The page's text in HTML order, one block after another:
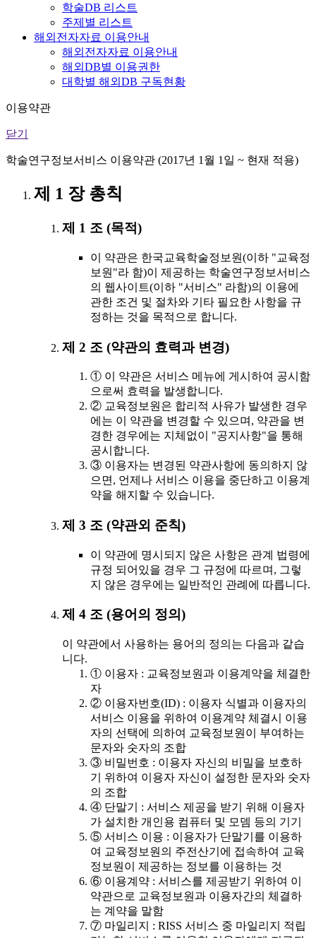
학술DB 리스트
주제별 리스트
해외전자자료 이용안내
해외전자자료 이용안내
해외DB별 이용권한
대학별 해외DB 구독현황
이용약관
닫기
학술연구정보서비스 이용약관 (2017년 1월 1일 ~ 현재 적용)
제 1 장 총칙
제 1 조 (목적)
이 약관은 한국교육학술정보원(이하 "교육정
보원"라 함)이 제공하는 학술연구정보서비스
의 웹사이트(이하 "서비스" 라함)의 이용에
관한 조건 및 절차와 기타 필요한 사항을 규
정하는 것을 목적으로 합니다.
제 2 조 (약관의 효력과 변경)
① 이 약관은 서비스 메뉴에 게시하여 공시함
으로써 효력을 발생합니다.
② 교육정보원은 합리적 사유가 발생한 경우
에는 이 약관을 변경할 수 있으며, 약관을 변
경한 경우에는 지체없이 "공지사항"을 통해
공시합니다.
③ 이용자는 변경된 약관사항에 동의하지 않
으면, 언제나 서비스 이용을 중단하고 이용계
약을 해지할 수 있습니다.
제 3 조 (약관외 준칙)
이 약관에 명시되지 않은 사항은 관계 법령에
규정 되어있을 경우 그 규정에 따르며, 그렇
지 않은 경우에는 일반적인 관례에 따릅니다.
제 4 조 (용어의 정의)
이 약관에서 사용하는 용어의 정의는 다음과 같습
니다.
① 이용자 : 교육정보원과 이용계약을 체결한
자
② 이용자번호(ID) : 이용자 식별과 이용자의
서비스 이용을 위하여 이용계약 체결시 이용
자의 선택에 의하여 교육정보원이 부여하는
문자와 숫자의 조합
③ 비밀번호 : 이용자 자신의 비밀을 보호하
기 위하여 이용자 자신이 설정한 문자와 숫자
의 조합
④ 단말기 : 서비스 제공을 받기 위해 이용자
가 설치한 개인용 컴퓨터 및 모뎀 등의 기기
⑤ 서비스 이용 : 이용자가 단말기를 이용하
여 교육정보원의 주전산기에 접속하여 교육
정보원이 제공하는 정보를 이용하는 것
⑥ 이용계약 : 서비스를 제공받기 위하여 이
약관으로 교육정보원과 이용자간의 체결하
는 계약을 말함
⑦ 마일리지 : RISS 서비스 중 마일리지 적립